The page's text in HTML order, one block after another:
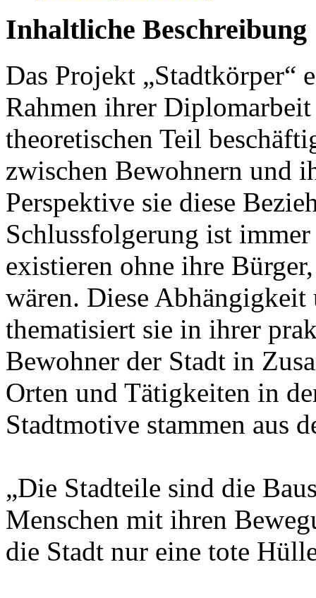
Inhaltliche Beschreibung
Das Projekt „Stadtkörper“
Rahmen ihrer
theoretischen Teil
zwischen Bewohnern und
Perspektive sie diese
Schlussfolgerung ist
existieren ohne ihre
wären. Diese Abhängigkeit
thematisiert sie in ihrer
Bewohner der Stadt in
Orten und Tätigkeiten in
Stadtmotive stammen aus
„Die Stadteile sind die
Menschen mit ihren
die Stadt nur eine tote